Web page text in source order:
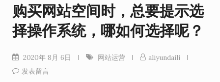
购买网站空间时，总要提示选
择操作系统，哪如何选择呢？
2020年 8月 6日 网站运营
aliyundaili
发表留言